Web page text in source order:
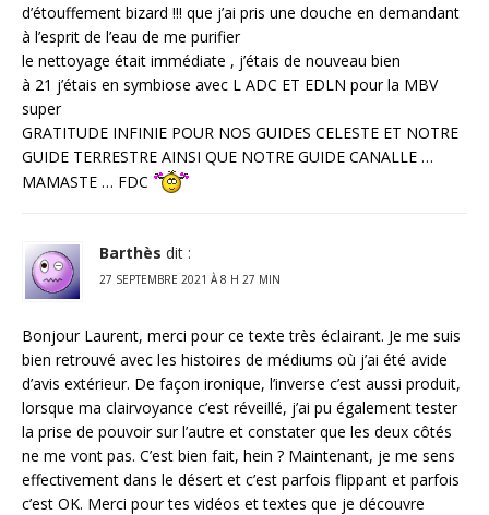
d’étouffement bizard !!! que j’ai pris une douche en demandant
à l’esprit de l’eau de me purifier
le nettoyage était immédiate , j’étais de nouveau bien
à 21 j’étais en symbiose avec L ADC ET EDLN pour la MBV
super
GRATITUDE INFINIE POUR NOS GUIDES CELESTE ET NOTRE
GUIDE TERRESTRE AINSI QUE NOTRE GUIDE CANALLE …
MAMASTE … FDC
Barthès dit :
27 SEPTEMBRE 2021 À 8 H 27 MIN
Bonjour Laurent, merci pour ce texte très éclairant. Je me suis
bien retrouvé avec les histoires de médiums où j’ai été avide
d’avis extérieur. De façon ironique, l’inverse c’est aussi produit,
lorsque ma clairvoyance c’est réveillé, j’ai pu également tester
la prise de pouvoir sur l’autre et constater que les deux côtés
ne me vont pas. C’est bien fait, hein ? Maintenant, je me sens
effectivement dans le désert et c’est parfois flippant et parfois
c’est OK. Merci pour tes vidéos et textes que je découvre